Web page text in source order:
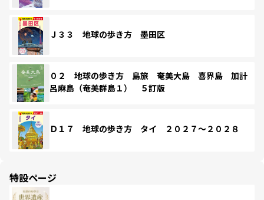
Ｊ３３ 地球の歩き方 墨田区
０２ 地球の歩き方 島旅 奄美大島 喜界島 加計
呂麻島（奄美群島１） ５訂版
Ｄ１７ 地球の歩き方 タイ ２０２７～２０２８
特設ページ